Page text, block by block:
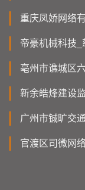
重庆凤娇网络
帝豪机械科技_
亳州市谯城区
新余皓烽建设
广州市铖旷交
官渡区司微网